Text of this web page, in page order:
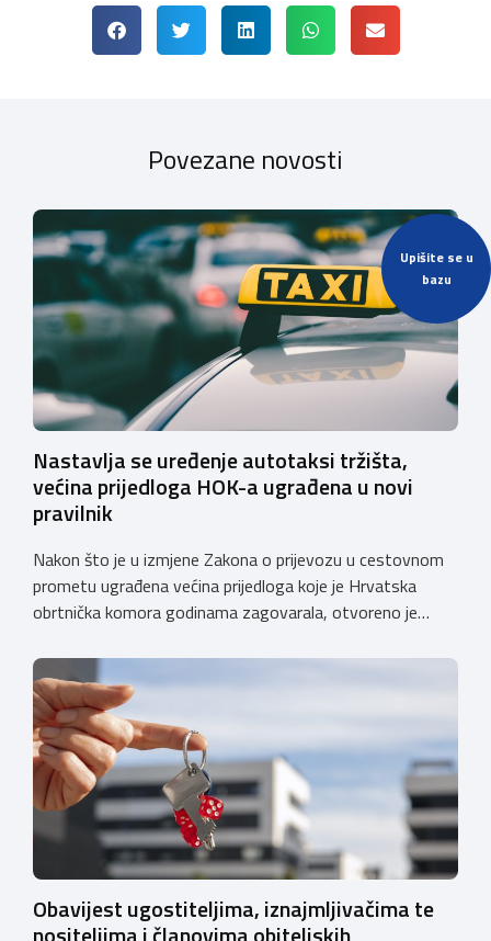
Upišite se u
bazu
Povezane novosti
Nastavlja se uređenje autotaksi tržišta,
većina prijedloga HOK-a ugrađena u novi
pravilnik
Nakon što je u izmjene Zakona o prijevozu u cestovnom
prometu ugrađena većina prijedloga koje je Hrvatska
obrtnička komora godinama zagovarala, otvoreno je
dopunama Pravilnika o posebnim uvjetima za vozila
kojima se obavlja javni cestovni prijevoz i prijevoz za
vlastite potrebe. Komora će se i u ovom […]
Obavijest ugostiteljima, iznajmljivačima te